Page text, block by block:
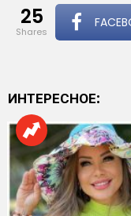
25
shares
ИНТЕРЕСНОЕ: